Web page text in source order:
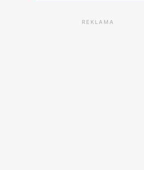
REKLAMA